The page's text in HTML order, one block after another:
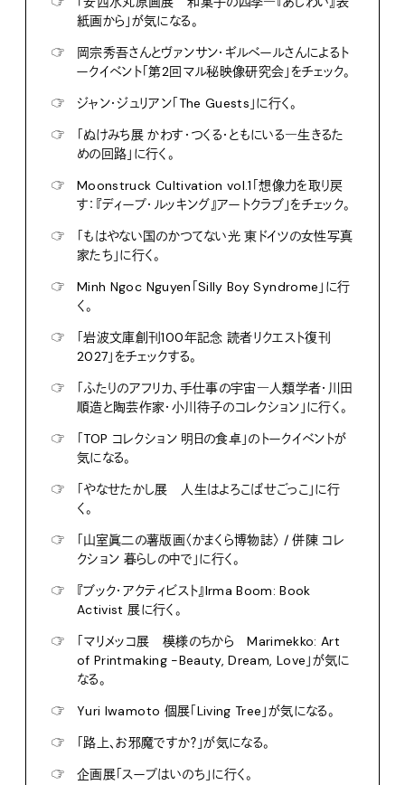
紙画から」が気になる。
☞
岡宗秀吾さんとヴァンサン・ギルベールさんによるト
ークイベント「第2回マル秘映像研究会」をチェック。
☞
ジャン・ジュリアン「The Guests」に行く。
☞
「ぬけみち展 かわす・つくる・ともにいる―生きるた
めの回路」に行く。
☞
Moonstruck Cultivation vol.1「想像力を取り戻
す：『ディープ・ルッキング』アートクラブ」をチェック。
☞
「もはやない国のかつてない光 東ドイツの女性写真
家たち」に行く。
☞
Minh Ngoc Nguyen「Silly Boy Syndrome」に行
く。
☞
「岩波文庫創刊100年記念 読者リクエスト復刊
2027」をチェックする。
☞
「ふたりのアフリカ、手仕事の宇宙―人類学者・川田
順造と陶芸作家・小川待子のコレクション」に行く。
☞
「TOP コレクション 明日の食卓」のトークイベントが
気になる。
☞
「やなせたかし展 人生はよろこばせごっこ」に行
く。
☞
「山室眞二の薯版画〈かまくら博物誌〉 / 併陳 コレ
クション 暮らしの中で」に行く。
☞
『ブック・アクティビスト』Irma Boom: Book
Activist 展に行く。
☞
「マリメッコ展 模様のちから Marimekko: Art
of Printmaking -Beauty, Dream, Love」が気に
なる。
☞
Yuri Iwamoto 個展「Living Tree」が気になる。
☞
「路上、お邪魔ですか？」が気になる。
☞
企画展「スープはいのち」に行く。